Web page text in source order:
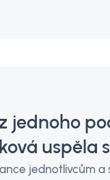
jednoho
uspěla
jednotlivcům